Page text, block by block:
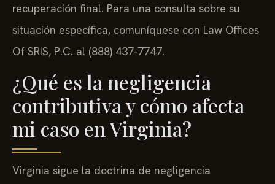
recuperación final. Para una consulta sobre su
situación específica, comuníquese con Law Offices
Of SRIS, P.C. al (888) 437-7747.
¿Qué es la negligencia
contributiva y cómo afecta
mi caso en Virginia?
Virginia sigue la doctrina de negligencia